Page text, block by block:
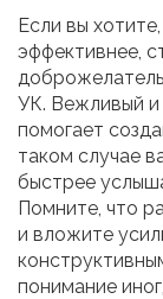
Если вы
эффективнее,
УК. Вежливый и
помогает
таком случае
быстрее
Помните, что
и вложите
понимание